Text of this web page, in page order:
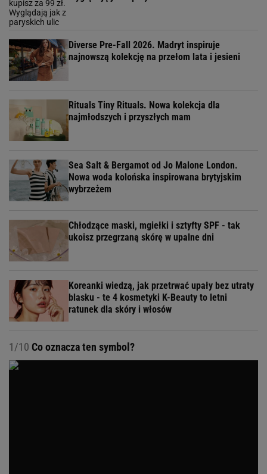
Diverse Pre-Fall 2026. Madryt inspiruje
najnowszą kolekcję na przełom lata i jesieni
Rituals Tiny Rituals. Nowa kolekcja dla
najmłodszych i przyszłych mam
Sea Salt & Bergamot od Jo Malone London.
Nowa woda kolońska inspirowana brytyjskim
wybrzeżem
Chłodzące maski, mgiełki i sztyfty SPF - tak
ukoisz przegrzaną skórę w upalne dni
Koreanki wiedzą, jak przetrwać upały bez utraty
blasku - te 4 kosmetyki K-Beauty to letni
ratunek dla skóry i włosów
1/10 Co oznacza ten symbol?